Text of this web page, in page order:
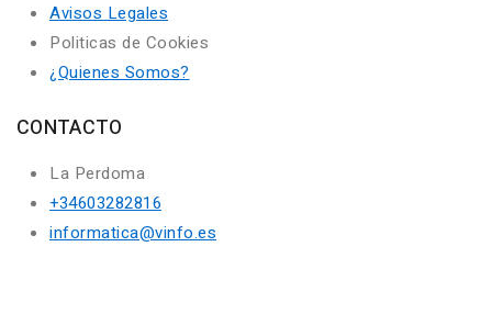
Avisos Legales
Politicas de Cookies
¿Quienes Somos?
CONTACTO
La Perdoma
+34603282816
informatica@vinfo.es